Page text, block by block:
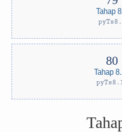
Tahap
Tahap